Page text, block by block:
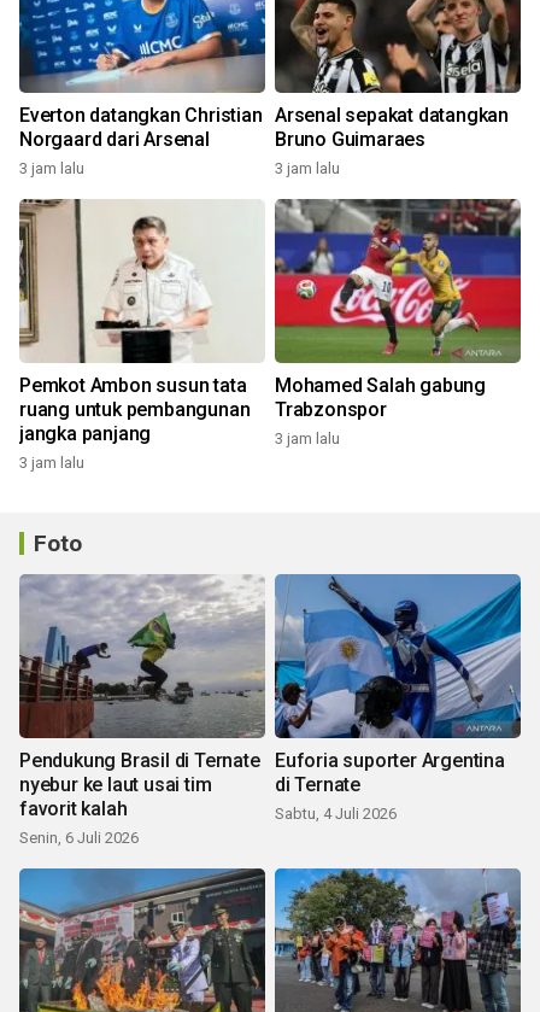
Everton datangkan Christian
Norgaard dari Arsenal
3 jam lalu
Arsenal sepakat datangkan
Bruno Guimaraes
3 jam lalu
Pemkot Ambon susun tata
ruang untuk pembangunan
jangka panjang
3 jam lalu
Mohamed Salah gabung
Trabzonspor
3 jam lalu
Foto
Pendukung Brasil di Ternate
nyebur ke laut usai tim
favorit kalah
Senin, 6 Juli 2026
Euforia suporter Argentina
di Ternate
Sabtu, 4 Juli 2026